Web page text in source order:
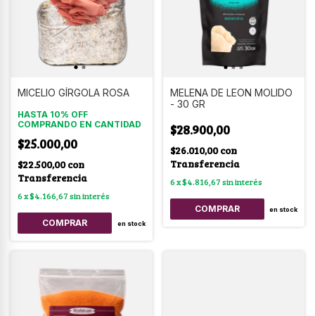
MICELIO GÍRGOLA ROSA
HASTA 10% OFF
COMPRANDO EN CANTIDAD
$25.000,00
$22.500,00con
Transferencia
6x$4.166,67sin interés
COMPRAR en stock
MELENA DE LEON MOLIDO
- 30 GR
$28.900,00
$26.010,00con
Transferencia
6x$4.816,67sin interés
en stock